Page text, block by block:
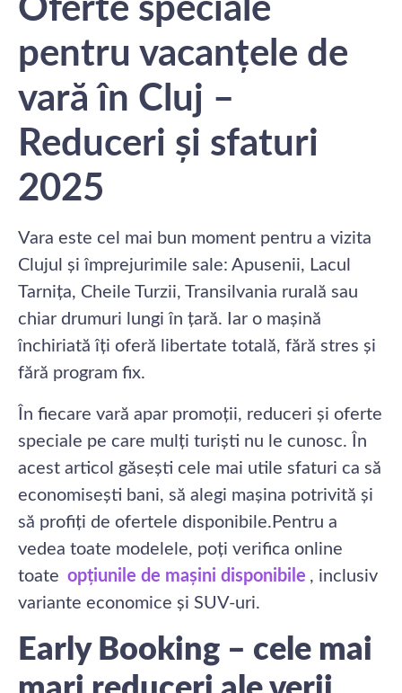
Oferte speciale
pentru vacanțele de
vară în Cluj –
Reduceri și sfaturi
2025
Vara este cel mai bun moment pentru a vizita
Clujul și împrejurimile sale: Apusenii, Lacul
Tarnița, Cheile Turzii, Transilvania rurală sau
chiar drumuri lungi în țară. Iar o mașină
închiriată îți oferă libertate totală, fără stres și
fără program fix.
În fiecare vară apar promoții, reduceri și oferte
speciale pe care mulți turiști nu le cunosc. În
acest articol găsești cele mai utile sfaturi ca să
economisești bani, să alegi mașina potrivită și
să profiți de ofertele disponibile.Pentru a
vedea toate modelele, poți verifica online
toate opțiunile de mașini disponibile , inclusiv
variante economice și SUV-uri.
Early Booking – cele mai